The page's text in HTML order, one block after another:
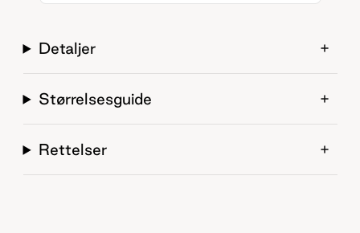
Detaljer
Størrelsesguide
Rettelser